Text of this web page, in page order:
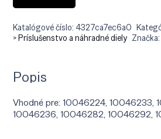
Katalógové číslo:4327ca7ec6a0
> Príslušenstvo a náhradné diely
Popis
Vhodné pre: 10046224, 10046233,
10046236, 10046282, 10046292,